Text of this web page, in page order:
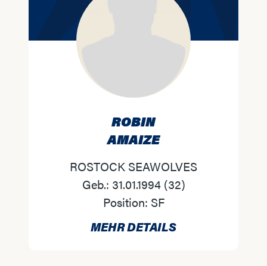
ROBIN
AMAIZE
ROSTOCK SEAWOLVES
Geb.: 31.01.1994(32)
Position: SF
MEHR DETAILS